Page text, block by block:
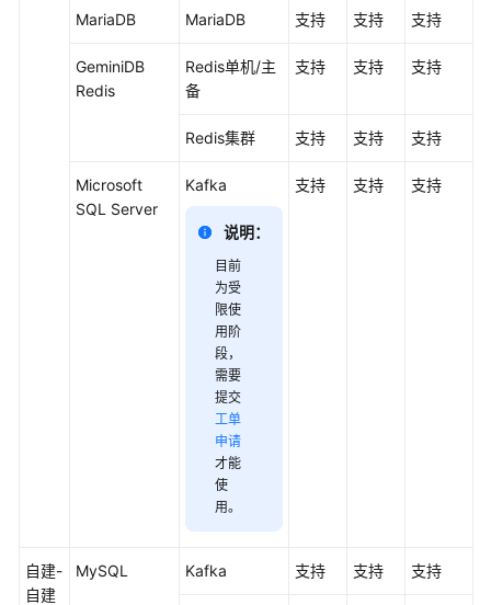
MariaDB MariaDB 支持 支持 支持
GeminiDB
Redis
Redis单机/主
备
支持 支持 支持
Redis集群 支持 支持 支持
Microsoft
SQL Server
Kafka
说明：
目前
为受
限使
用阶
段，
需要
提交
工单
申请
才能
使
用。
支持 支持 支持
自建-
自建
MySQL Kafka 支持 支持 支持